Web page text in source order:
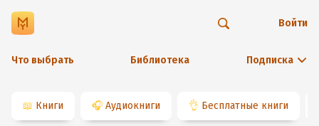
Что выбрать Библиотека Подписка
Войти
📖 Книги 🎧 Аудиокниги 👌 Бесплатные книги